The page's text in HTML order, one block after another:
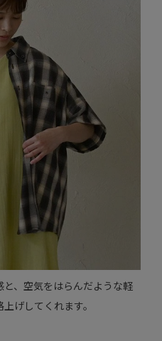
、空気をはらんだような軽
げしてくれます。